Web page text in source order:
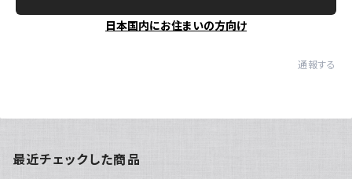
日本国内にお住まいの方向け
通報する
最近チェックした商品